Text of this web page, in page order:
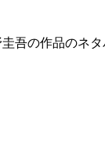
吾の作品のネ